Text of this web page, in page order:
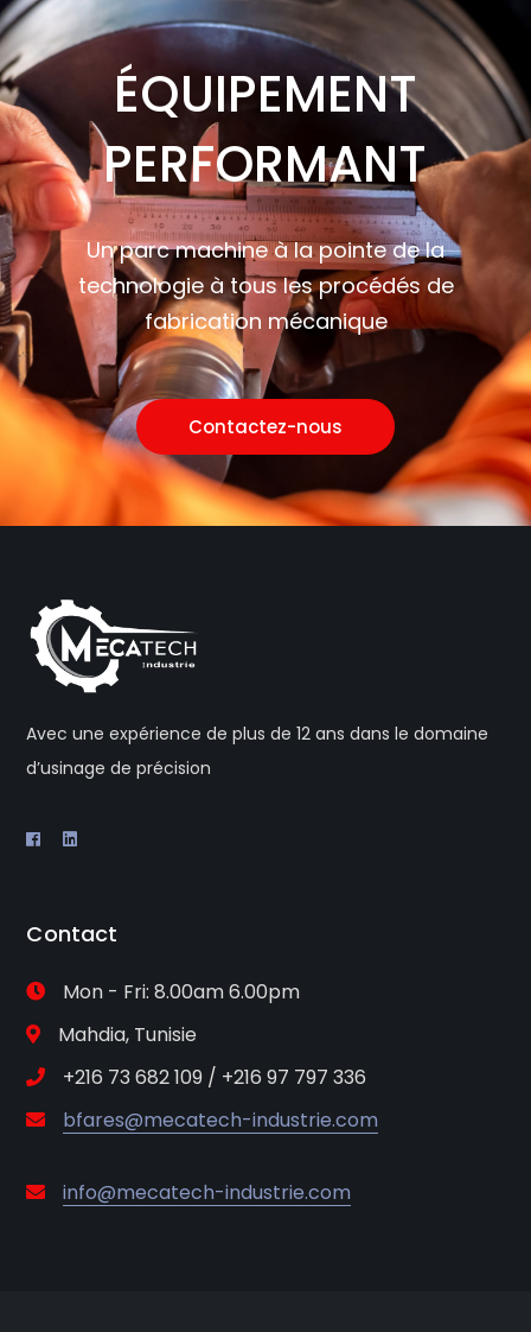
ÉQUIPEMENT
PERFORMANT
Un parc machine à la pointe de la
technologie à tous les procédés de
fabrication mécanique
Contactez-nous
Avec une expérience de plus de 12 ans dans le domaine
d’usinage de précision
Contact
Mon - Fri: 8.00am 6.00pm
Mahdia, Tunisie
+216 73 682 109 / +216 97 797 336
bfares@mecatech-industrie.com
info@mecatech-industrie.com